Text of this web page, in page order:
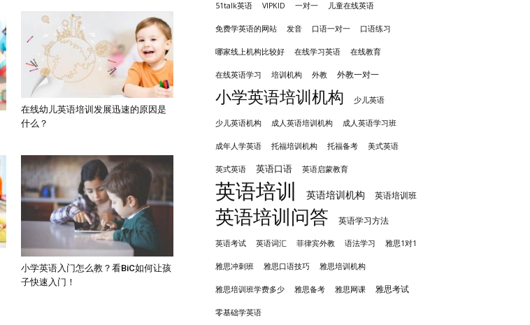
在线幼儿英语培训发展迅速的原因是
什么？
小学英语入门怎么教？看BiC如何让孩
子快速入门！
51talk英语 VIPKID 一对一 儿童在线英语
免费学英语的网站 发音 口语一对一 口语练习
哪家线上机构比较好 在线学习英语 在线教育
在线英语学习 培训机构 外教 外教一对一
小学英语培训机构 少儿英语
少儿英语机构 成人英语培训机构 成人英语学习班
成年人学英语 托福培训机构 托福备考 美式英语
英式英语 英语口语 英语启蒙教育
英语培训 英语培训机构 英语培训班
英语培训问答 英语学习方法
英语考试 英语词汇 菲律宾外教 语法学习 雅思1对1
雅思冲刺班 雅思口语技巧 雅思培训机构
雅思培训班学费多少 雅思备考 雅思网课 雅思考试
零基础学英语